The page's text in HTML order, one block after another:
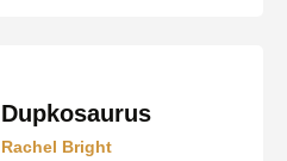
Dupkosaurus
Rachel Bright